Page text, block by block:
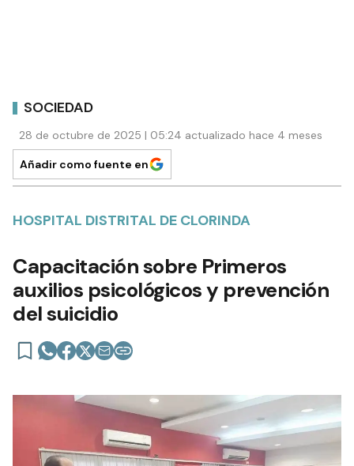
SOCIEDAD
28 de octubre de 2025 | 05:24 actualizado hace 4 meses
Añadir como fuente en
HOSPITAL DISTRITAL DE CLORINDA
Capacitación sobre Primeros
auxilios psicológicos y prevención
del suicidio